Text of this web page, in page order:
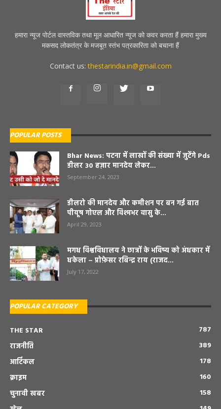
हमारा न्यूज पोर्टल वास्तविक तथा मूल आधारित न्यूज को कवर करता हैं हमारा मुख्य
मकसद लोकतंत्र के मजबूत स्तंभ पत्रकारिता को बचाना हैं
Contact us:thestarindia.in@gmail.com
POPULAR POSTS
Bhar News: पटना में लाखों की संख्या में जुटेंगे Pds
डीलर 30 हज़ार मानदेय लेकर...
September 24, 2023
डीलरो की मानदेय और कमीशन पर बन गई बात
पीयूष गोएल और विश्मभर वासु के...
April 29, 2023
मगध विश्वविधालय ने छात्रों के भविष्य को अंधकार में
धकेला – प्रोफ़ेसर रबिन्द्र राय (राजद...
July 17, 2022
POPULAR CATEGORY
THE STAR
787
राजनीति
389
आर्टिकल
178
क्राइम
160
चुनावी खबर
158